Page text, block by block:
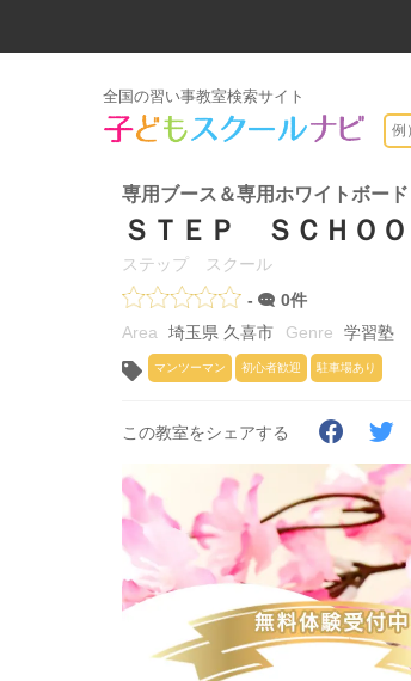
全国の習い事教室検索サイト
専用ブース＆専用ホワイトボー
ＳＴＥＰ ＳＣＨＯＯ
ステップ スクール
-
0件
埼玉県 久喜市
学習塾
マンツーマン 初心者歓迎 駐車場あり
この教室をシェアする